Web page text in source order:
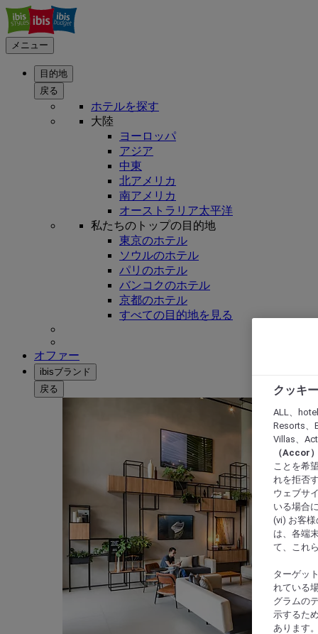
メニュー
目的地
戻る
ホテルを探す
大陸
ヨーロッパ
アジア
中東
北アメリカ
南アメリカ
オーストラリア太平洋
私たちのトップの目的地
東京のホテル
ソウルのホテル
パリのホテル
バンコクのホテル
京都のホテル
すべての目的地を見る
オファー
ibisブランド
戻る
クッキ
ALL、
Resorts、
Villas、
（Accor
ことを希
れを拒否
ウェブサ
いる場合
(vi) お客
は、各端
て、これ
ターゲッ
れている
グラムの
示するた
あります